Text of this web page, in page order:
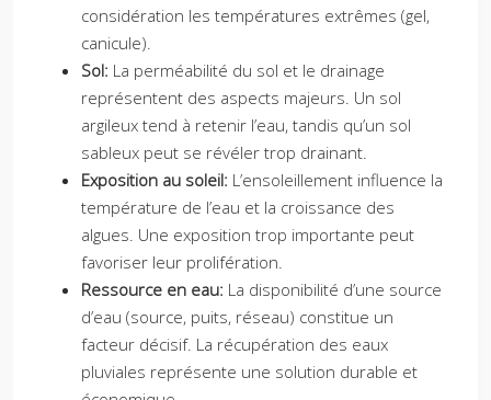
considération les températures extrêmes (gel,
canicule).
Sol: La perméabilité du sol et le drainage
représentent des aspects majeurs. Un sol
argileux tend à retenir l’eau, tandis qu’un sol
sableux peut se révéler trop drainant.
Exposition au soleil: L’ensoleillement influence la
température de l’eau et la croissance des
algues. Une exposition trop importante peut
favoriser leur prolifération.
Ressource en eau: La disponibilité d’une source
d’eau (source, puits, réseau) constitue un
facteur décisif. La récupération des eaux
pluviales représente une solution durable et